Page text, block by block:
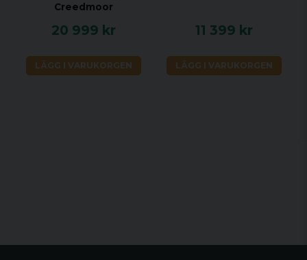
Creedmoor
20 999 kr
LÄGG I VARUKORGEN
11 399 kr
LÄGG I VARUKORGEN
med tillbehör
T3x är verktyg med en elegant och ren
användarvänlighet.
Säkerhet ger säkerhet, tvålägessäkerhet,